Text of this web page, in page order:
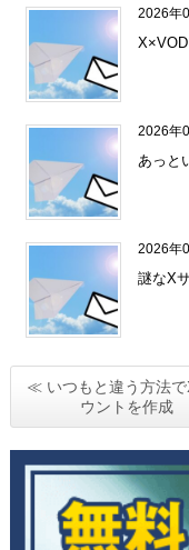
2026年
2026年
あっと
2026年
謎なX
≪ いつもと違う方法で
ウントを作成